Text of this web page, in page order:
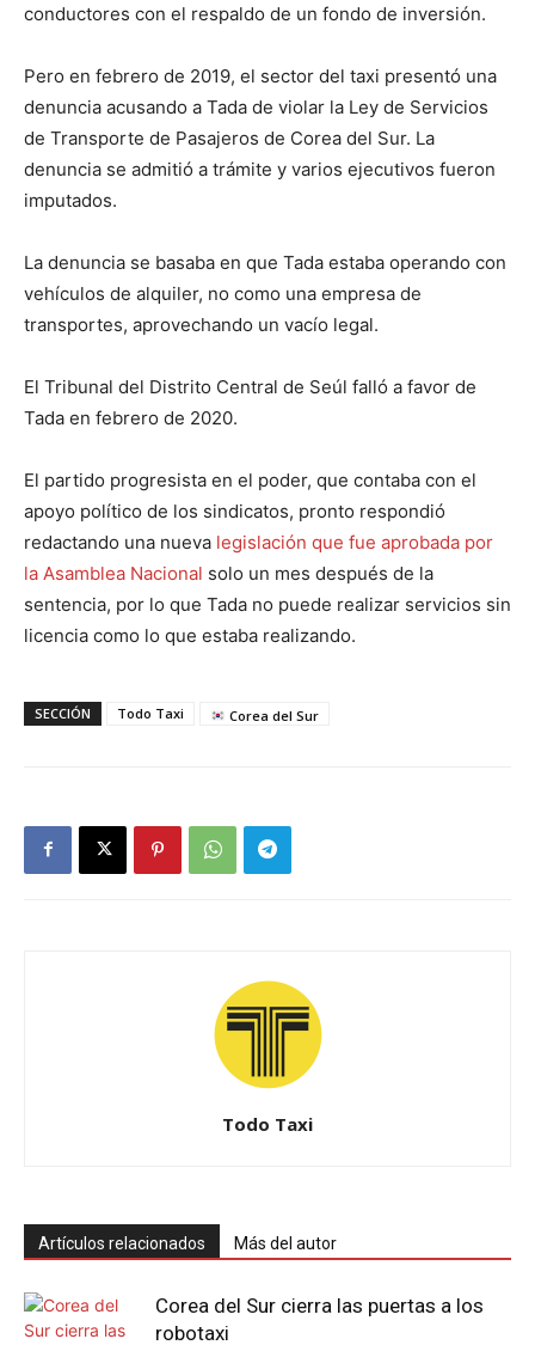
conductores con el respaldo de un fondo de inversión.
Pero en febrero de 2019, el sector del taxi presentó una
denuncia acusando a Tada de violar la Ley de Servicios
de Transporte de Pasajeros de Corea del Sur. La
denuncia se admitió a trámite y varios ejecutivos fueron
imputados.
La denuncia se basaba en que Tada estaba operando con
vehículos de alquiler, no como una empresa de
transportes, aprovechando un vacío legal.
El Tribunal del Distrito Central de Seúl falló a favor de
Tada en febrero de 2020.
El partido progresista en el poder, que contaba con el
apoyo político de los sindicatos, pronto respondió
redactando una nueva legislación que fue aprobada por
la Asamblea Nacional solo un mes después de la
sentencia, por lo que Tada no puede realizar servicios sin
licencia como lo que estaba realizando.
SECCIÓN Todo Taxi Corea del Sur
Todo Taxi
Artículos relacionados Más del autor
Corea del Sur cierra las puertas a los
robotaxi